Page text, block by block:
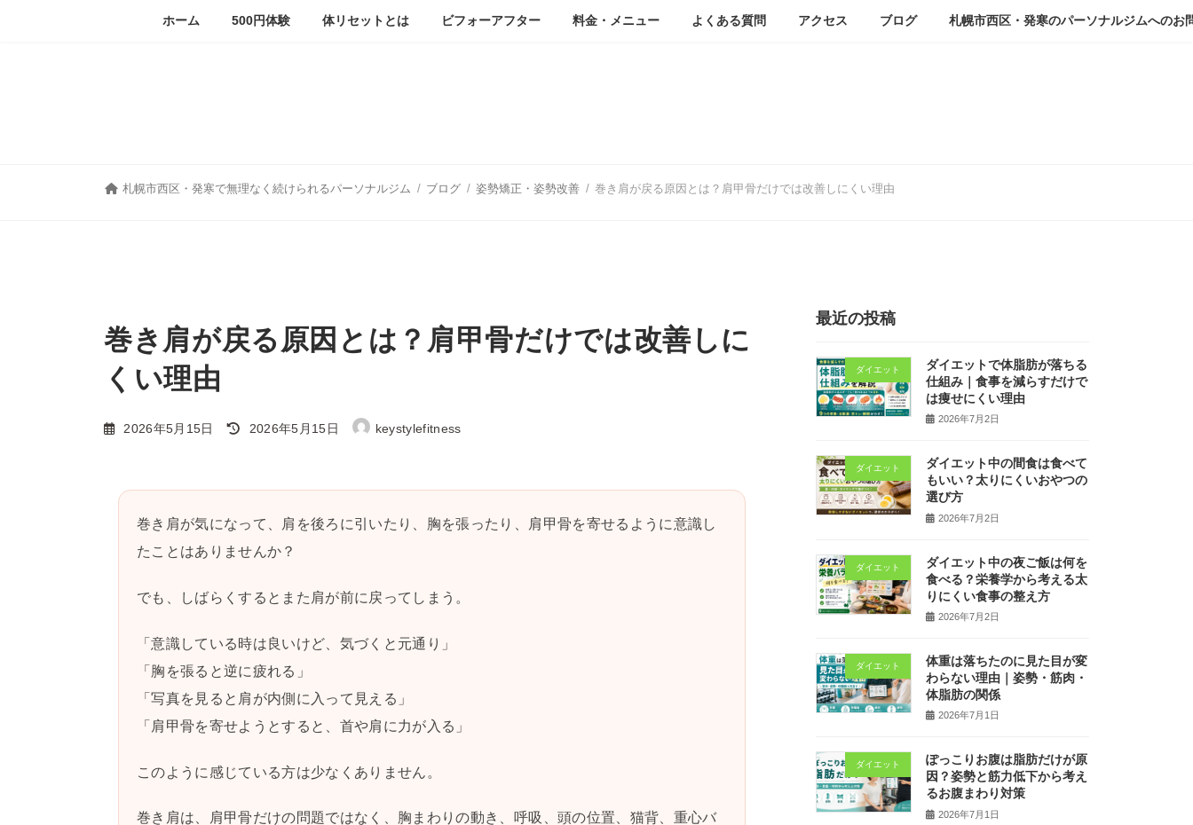
ホーム 500円体験 体リセットとは ビフォーアフター 料金・メニュー よくある質問 アクセス ブログ 札幌市西区・発寒のパーソナルジムへのお
札幌市西区・発寒で無理なく続けられるパーソナルジム ブログ 姿勢矯正・姿勢改善 巻き肩が戻る原因とは？肩甲骨だけでは改善しにくい理由
巻き肩が戻る原因とは？肩甲骨だけでは改善しに
くい理由
2026年5月15日
最
新
日
2026年5月15日 keystylefitness
巻き肩が気になって、肩を後ろに引いたり、胸を張ったり、肩甲骨を寄せるように意識し
たことはありませんか？
でも、しばらくするとまた肩が前に戻ってしまう。
「意識している時は良いけど、気づくと元通り」
「胸を張ると逆に疲れる」
「写真を見ると肩が内側に入って見える」
「肩甲骨を寄せようとすると、首や肩に力が入る」
このように感じている方は少なくありません。
巻き肩は、肩甲骨だけの問題ではなく、胸まわりの動き、呼吸、頭の位置、猫背、重心バ
最近の投稿
ダイエット
ダイエットで体脂肪が落ちる
仕組み｜食事を減らすだけで
は痩せにくい理由
2026年7月2日
ダイエット
ダイエット中の間食は食べて
もいい？太りにくいおやつの
選び方
2026年7月2日
ダイエット
ダイエット中の夜ご飯は何を
食べる？栄養学から考える太
りにくい食事の整え方
2026年7月2日
ダイエット
体重は落ちたのに見た目が変
わらない理由｜姿勢・筋肉・
体脂肪の関係
2026年7月1日
ダイエット
ぽっこりお腹は脂肪だけが原
因？姿勢と筋力低下から考え
るお腹まわり対策
2026年7月1日